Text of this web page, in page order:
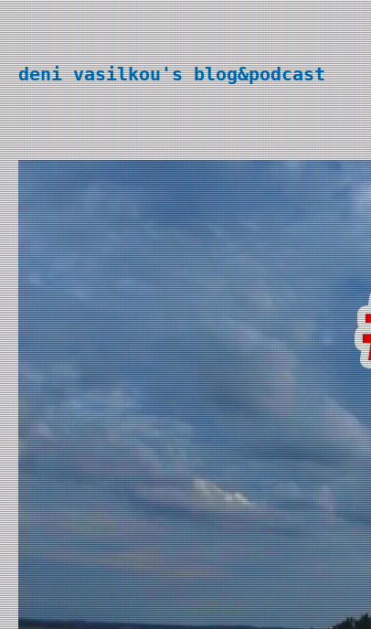
Перейти
к
содержимому
deni vasilkou's blog&podcast